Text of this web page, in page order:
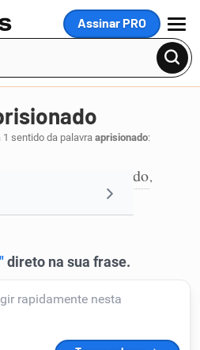
Assinar PRO
MENU
1 sentido da palavraaprisionado:
enclausurado,